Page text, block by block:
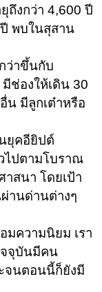
ถึงกว่า 4,600 ปี
พบในสุสาน
ว่าขึ้นกับ
ช่องให้เดิน 30
น มีลูกเต๋าหรือ
ยุคอียิปต์
ไปตามโบราณ
าสนา โดยเป้า
านด่านต่างๆ
มความนิยม เรา
จจุบันมีคน
จนตอนนี้ก็ยังมี